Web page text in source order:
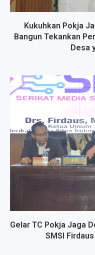
Kukuhkan Pokja
Bangun Tekankan
Desa
Gelar TC Pokja Jaga
SMSI